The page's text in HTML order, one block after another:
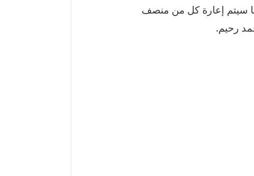
سيتم إعارة كل من منصف
رحيم.